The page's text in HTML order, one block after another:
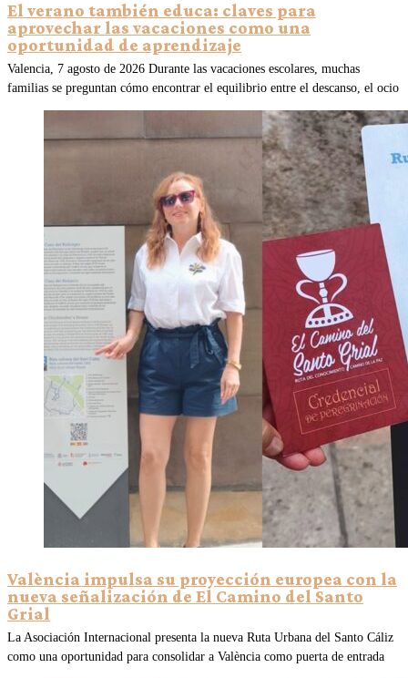
El verano también educa: claves para
aprovechar las vacaciones como una
oportunidad de aprendizaje
Valencia, 7 agosto de 2026 Durante las vacaciones escolares, muchas
familias se preguntan cómo encontrar el equilibrio entre el descanso, el ocio
València impulsa su proyección europea con la
nueva señalización de El Camino del Santo
Grial
La Asociación Internacional presenta la nueva Ruta Urbana del Santo Cáliz
como una oportunidad para consolidar a València como puerta de entrada